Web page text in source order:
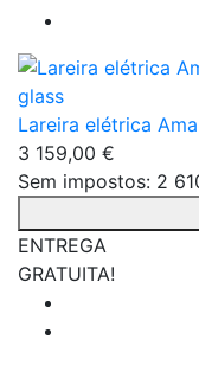
Lareira elétrica
3 159,00 €
Sem impostos: 2
ENTREGA
GRATUITA!